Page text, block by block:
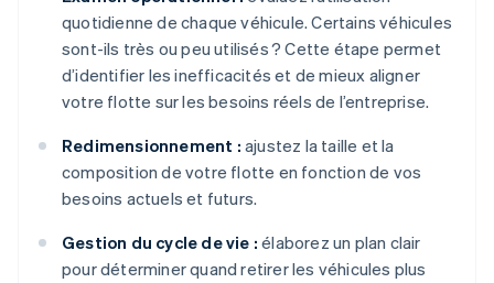
quotidienne de chaque véhicule. Certains véhicules
sont-ils très ou peu utilisés ? Cette étape permet
d’identifier les inefficacités et de mieux aligner
votre flotte sur les besoins réels de l’entreprise.
Redimensionnement : ajustez la taille et la
composition de votre flotte en fonction de vos
besoins actuels et futurs.
Gestion du cycle de vie : élaborez un plan clair
pour déterminer quand retirer les véhicules plus